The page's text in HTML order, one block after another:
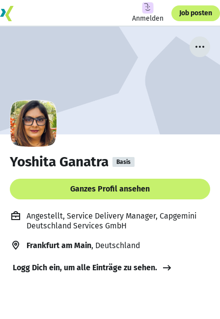
Anmelden
Job posten
Yoshita Ganatra Basis
Ganzes Profil ansehen
Angestellt, Service Delivery Manager, Capgemini
Deutschland Services GmbH
Frankfurt am Main, Deutschland
Logg Dich ein, um alle Einträge zu sehen.